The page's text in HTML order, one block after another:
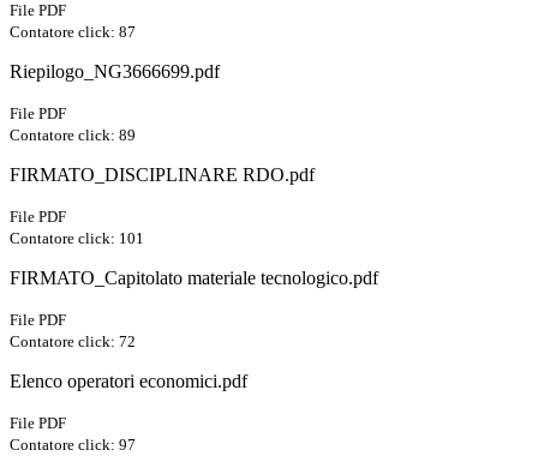
File PDF
Contatore click: 87
Riepilogo_NG3666699.pdf
File PDF
Contatore click: 89
FIRMATO_DISCIPLINARE RDO.pdf
File PDF
Contatore click: 101
FIRMATO_Capitolato materiale tecnologico.pdf
File PDF
Contatore click: 72
Elenco operatori economici.pdf
File PDF
Contatore click: 97